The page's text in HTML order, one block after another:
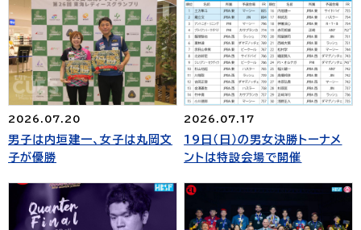
2026.07.20
男子は内垣建一、女子は丸岡文
子が優勝
2026.07.17
19日（日）の男女決勝トーナメ
ントは特設会場で開催